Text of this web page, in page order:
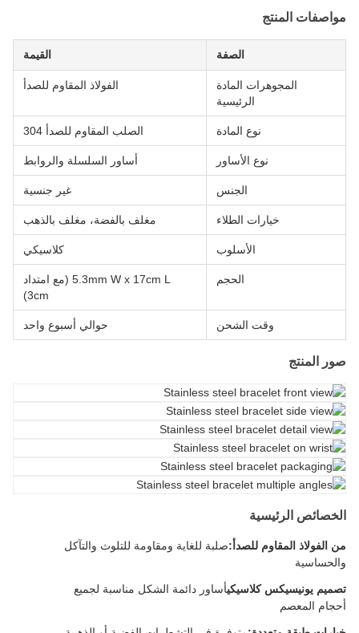
مواصفات المنتج
الصفة القيمة
المجوهرات المادة
الرئيسية
الفولاذ المقاوم للصدأ
نوع المادة الصلب المقاوم للصدأ 304
نوع الأساور أساور السلسلة والروابط
الجنس غير جنسية
خيارات الطلاء مغلف بالفضة، مغلف بالذهب
الأسلوب كلاسيكي
الحجم
5.3mm W x 17cm L (مع امتداد
3cm)
وقت الشحن حوالي أسبوع واحد
صور المنتج
الخصائص الرئيسية
من الفولاذ المقاوم للصدأ:صلبة للغاية ومقاومة للتلوث والتآكل
والحساسية
تصميم يونيسيكس كلاسيكيأساور دائمة الشكل مناسبة لجميع
أحجام المعصم